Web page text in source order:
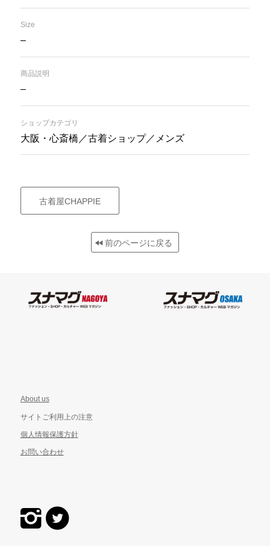
Size
–
商品説明
–
ショップカテゴリ
大阪・心斎橋／古着ショップ／メンズ
古着屋CHAPPIE
前のページに戻る
About us
サイトご利用上の注意
個人情報保護方針
お問い合わせ